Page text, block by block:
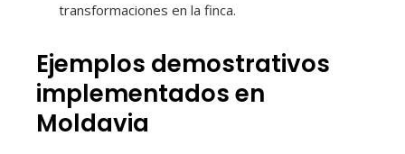
transformaciones en la finca.
Ejemplos demostrativos
implementados en
Moldavia